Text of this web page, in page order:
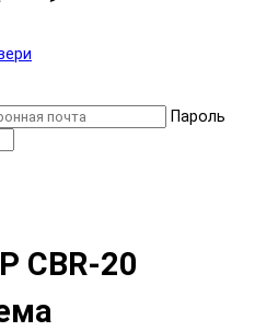
Пароль
CBR-20